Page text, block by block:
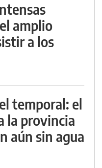
amplio
a los
temporal: el
la provincia
aún sin agua